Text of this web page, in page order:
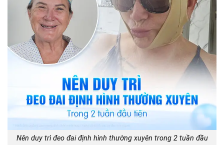
Nên duy trì đeo đai định hình thường xuyên trong 2 tuần đầu